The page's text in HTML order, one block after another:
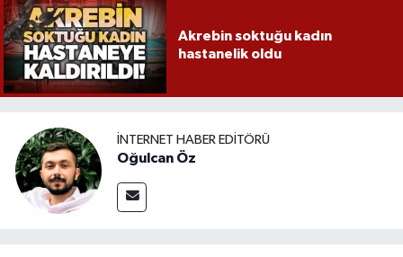
Akrebin soktuğu kadın
hastanelik oldu
İNTERNET HABER EDITÖRÜ
Oğulcan Öz